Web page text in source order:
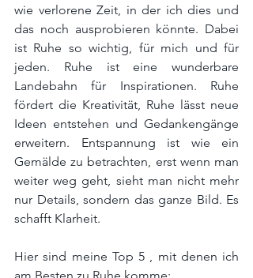
wie verlorene Zeit, in der ich dies und
das noch ausprobieren könnte. Dabei
ist Ruhe so wichtig, für mich und für
jeden. Ruhe ist eine wunderbare
Landebahn für Inspirationen. Ruhe
fördert die Kreativität, Ruhe lässt neue
Ideen entstehen und Gedankengänge
erweitern. Entspannung ist wie ein
Gemälde zu betrachten, erst wenn man
weiter weg geht, sieht man nicht mehr
nur Details, sondern das ganze Bild. Es
schafft Klarheit.
Hier sind meine Top 5 , mit denen ich